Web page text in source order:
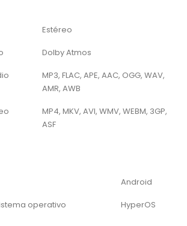
Estéreo
Dolby Atmos
MP3, FLAC, APE, AAC, OGG, WAV,
AMR, AWB
MP4, MKV, AVI, WMV, WEBM, 3GP,
ASF
Android
operativo
HyperOS